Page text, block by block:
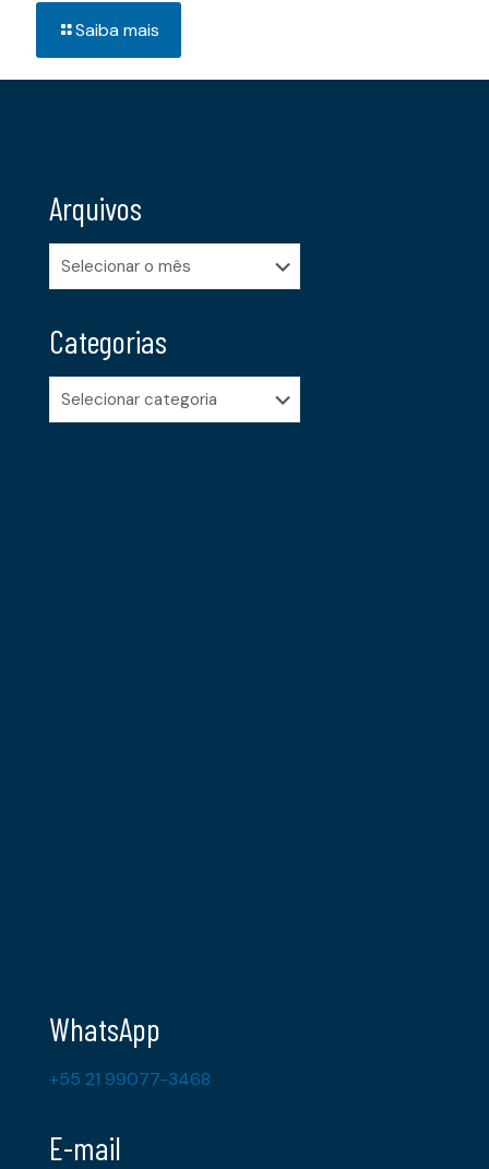
Saiba mais
Arquivos
Arquivos
Categorias
Categorias
WhatsApp
+55 21 99077-3468
E-mail